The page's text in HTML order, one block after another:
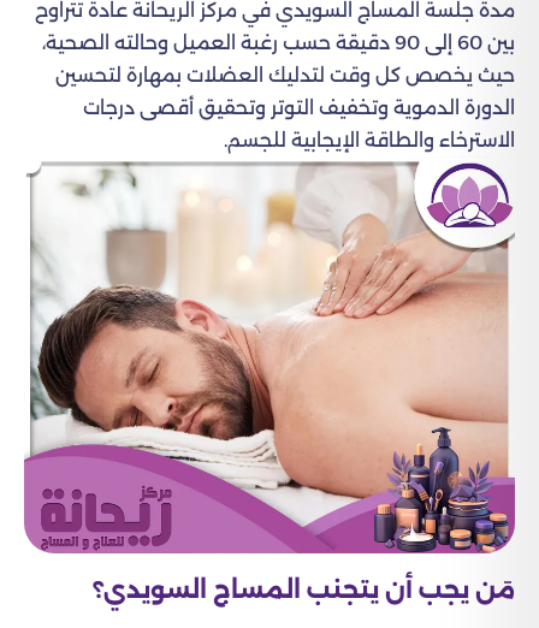
مدة جلسة المساج السويدي في مركز الريحانة عادة تتراوح
بين 60 إلى 90 دقيقة حسب رغبة العميل وحالته الصحية،
حيث يخصص كل وقت لتدليك العضلات بمهارة لتحسين
الدورة الدموية وتخفيف التوتر وتحقيق أقصى درجات
الاسترخاء والطاقة الإيجابية للجسم.
مَن يجب أن يتجنب المساج السويدي؟